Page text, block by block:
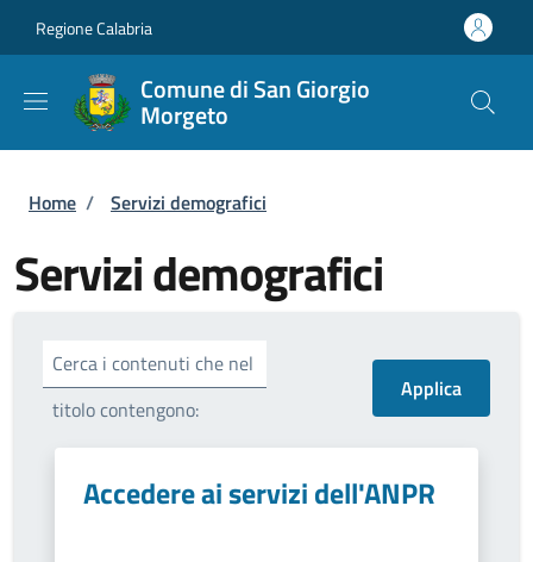
Regione Calabria
Comune di San Giorgio
Morgeto
Briciole di pane
Home / Servizi demografici
Servizi demografici
Cerca i contenuti che nel
titolo contengono:
Accedere ai servizi dell'ANPR